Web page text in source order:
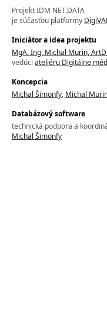
Projekt IDM NET.DATA
je súčasťou platformy
Iniciátor a idea projektu
MgA. Ing. Michal Murin,
vedúci ateliéru Digitálne
Koncepcia
Michal Šimonfy, Michal
Databázový software
technická podpora a
Michal Šimonfy